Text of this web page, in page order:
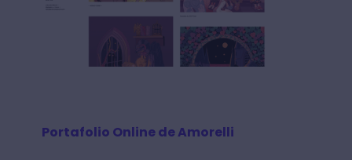
Portafolio Online de Amorelli